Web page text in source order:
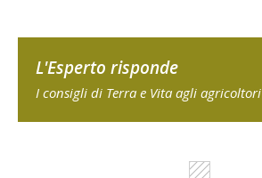
L'Esperto risponde
I consigli di Terra e Vita agli agricoltori